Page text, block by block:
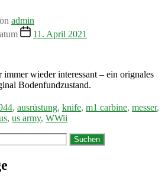
admin
11. April 2021
wieder interessant – ein orignales
Bodenfundzustand.
, ausrüstung, knife, m1 carbine, messer,
, us army, WWii